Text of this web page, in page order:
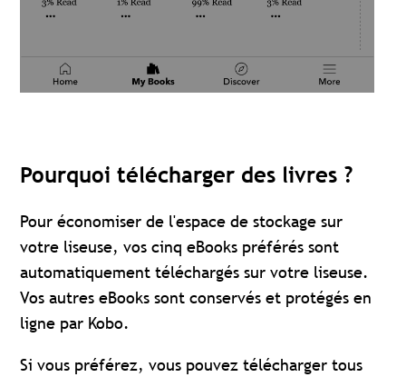
Pourquoi télécharger des livres ?
Pour économiser de l'espace de stockage sur
votre liseuse, vos cinq eBooks préférés sont
automatiquement téléchargés sur votre liseuse.
Vos autres eBooks sont conservés et protégés en
ligne par Kobo.
Si vous préférez, vous pouvez télécharger tous